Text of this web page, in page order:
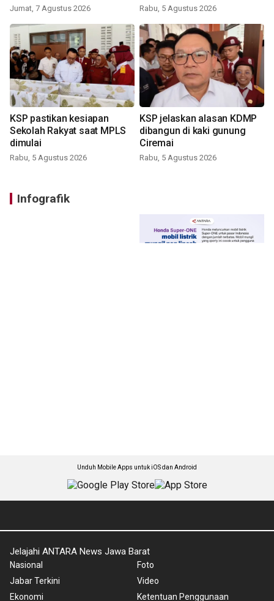
Jumat, 7 Agustus 2026 Rabu, 5 Agustus 2026
KSP pastikan kesiapan
Sekolah Rakyat saat MPLS
dimulai
Rabu, 5 Agustus 2026
KSP jelaskan alasan KDMP
dibangun di kaki gunung
Ciremai
Rabu, 5 Agustus 2026
Infografik
Unduh Mobile Apps untuk iOS dan Android
Jelajahi ANTARA News Jawa Barat
Nasional
Jabar Terkini
Ekonomi
Foto
Video
Ketentuan Penggunaan